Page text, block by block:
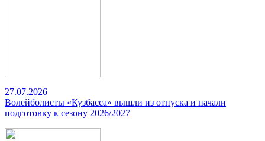
27.07.2026
Волейболисты «Кузбасса» вышли из отпуска и начали
подготовку к сезону 2026/2027